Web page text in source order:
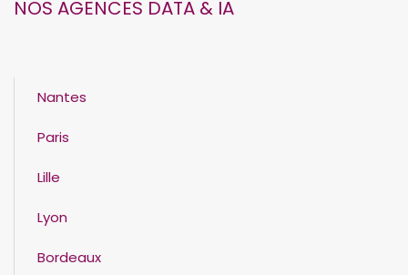
NOS AGENCES DATA & IA
Nantes
Paris
Lille
Lyon
Bordeaux